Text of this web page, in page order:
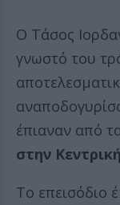
Ο Τάσος
γνωστό του
έπιαναν από
στην
Το επεισόδιο